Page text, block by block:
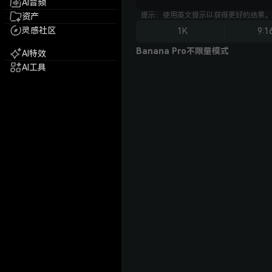
AI音频
资产
灵感社区
AI特效
AI工具
提示：使用英文提示以获得更好的结果。
1K
Banana Pro不限量模式